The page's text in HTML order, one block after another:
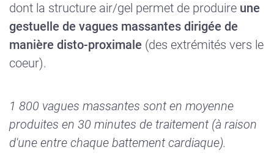
dont la structure air/gel permet de produire une
gestuelle de vagues massantes dirigée de
manière disto-proximale (des extrémités vers le
coeur).
1 800 vagues massantes sont en moyenne
produites en 30 minutes de traitement (à raison
d'une entre chaque battement cardiaque).